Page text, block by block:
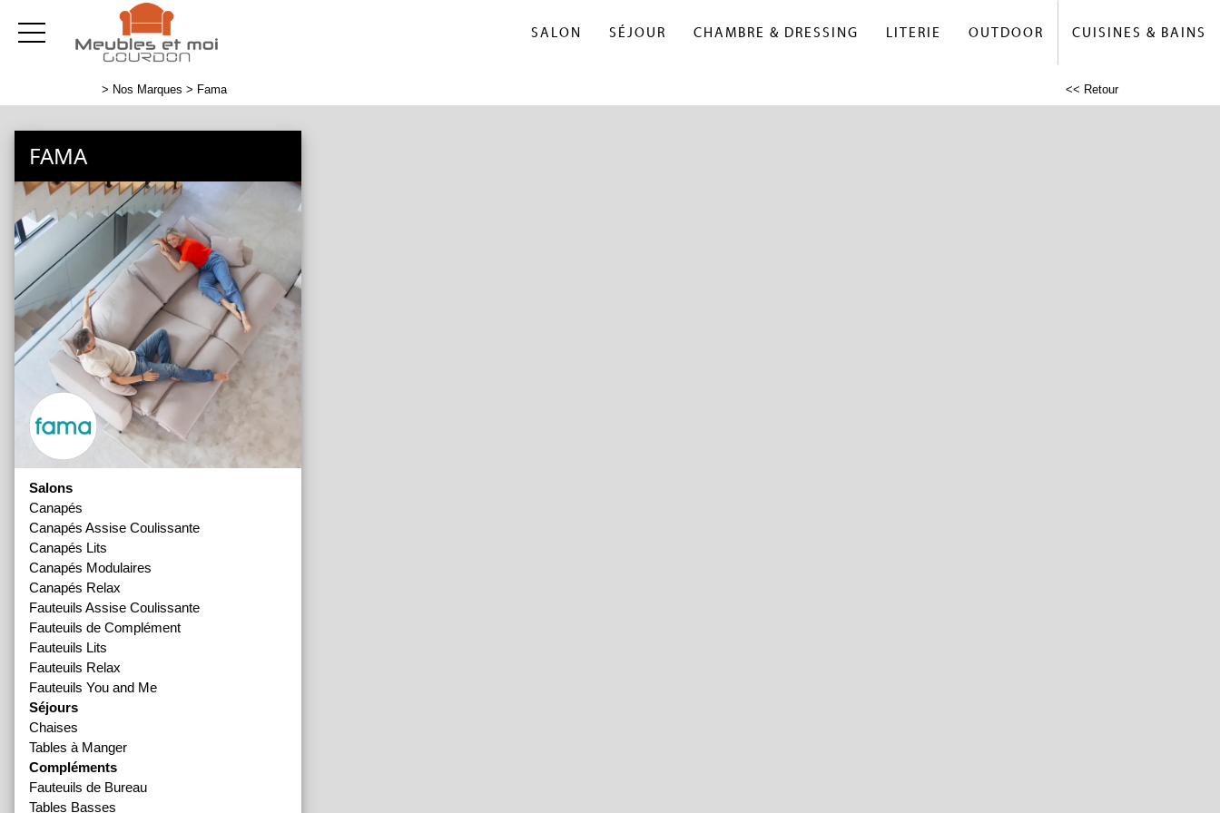
SALON SÉJOUR CHAMBRE & DRESSING LITERIE OUTDOOR CUISINES & BAINS
> Nos Marques > Fama << Retour
FAMA
Salons
Canapés
Canapés Assise Coulissante
Canapés Lits
Canapés Modulaires
Canapés Relax
Fauteuils Assise Coulissante
Fauteuils de Complément
Fauteuils Lits
Fauteuils Relax
Fauteuils You and Me
Séjours
Chaises
Tables à Manger
Compléments
Fauteuils de Bureau
Tables Basses